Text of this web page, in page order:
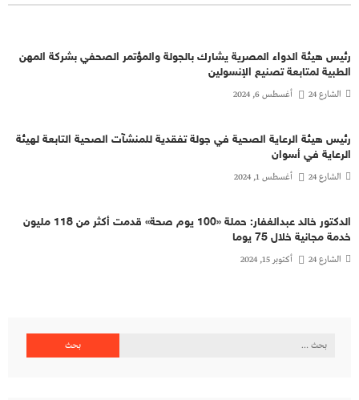
رئيس هيئة الدواء المصرية يشارك بالجولة والمؤتمر الصحفي بشركة المهن
الطبية لمتابعة تصنيع الإنسولين
الشارع 24 أغسطس 6, 2024
رئيس هيئة الرعاية الصحية في جولة تفقدية للمنشآت الصحية التابعة لهيئة
الرعاية في أسوان
الشارع 24 أغسطس 1, 2024
الدكتور خالد عبدالغفار: حملة «100 يوم صحة» قدمت أكثر من 118 مليون
خدمة مجانية خلال 75 يوما
الشارع 24 أكتوبر 15, 2024
البحث